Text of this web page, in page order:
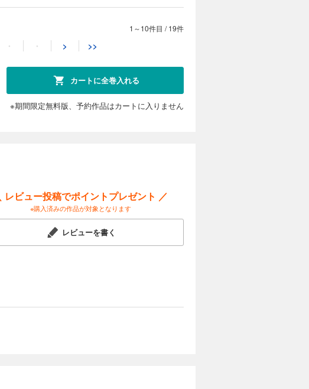
ッグから包丁を取り出
の緊迫感は高まる。
カートに入れる
び出しにも応えるよ
店するが、仕事も途
少しずつ態度を改め
として致命的な欠点
ットに……!? 地雷女
1～10件目 /19件
・ ・ > >>
カートに全巻入れる
※期間限定無料版、予約作品はカートに入りません
レビュー投稿でポイントプレゼント ／
※購入済みの作品が対象となります
レビューを書く